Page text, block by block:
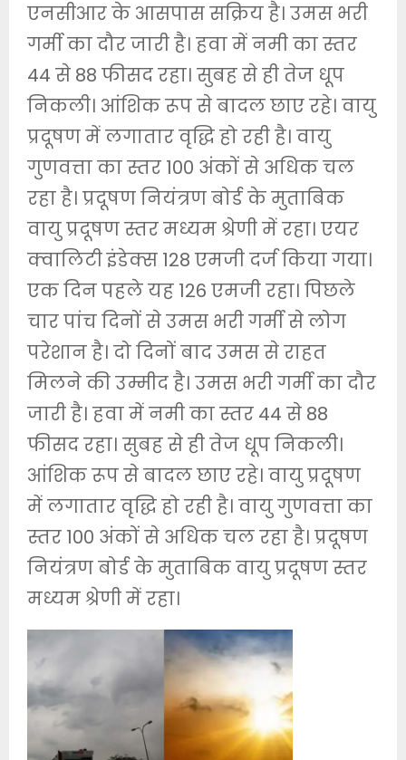
एनसीआर के आसपास सक्रिय है। उमस भरी
गर्मी का दौर जारी है। हवा में नमी का स्तर
44 से 88 फीसद रहा। सुबह से ही तेज धूप
निकली। आंशिक रूप से बादल छाए रहे। वायु
प्रदूषण में लगातार वृद्धि हो रही है। वायु
गुणवत्ता का स्तर 100 अंकों से अधिक चल
रहा है। प्रदूषण नियंत्रण बोर्ड के मुताबिक
वायु प्रदूषण स्तर मध्यम श्रेणी में रहा। एयर
क्वालिटी इंडेक्स 128 एमजी दर्ज किया गया।
एक दिन पहले यह 126 एमजी रहा। पिछले
चार पांच दिनों से उमस भरी गर्मी से लोग
परेशान है। दो दिनों बाद उमस से राहत
मिलने की उम्मीद है। उमस भरी गर्मी का दौर
जारी है। हवा में नमी का स्तर 44 से 88
फीसद रहा। सुबह से ही तेज धूप निकली।
आंशिक रूप से बादल छाए रहे। वायु प्रदूषण
में लगातार वृद्धि हो रही है। वायु गुणवत्ता का
स्तर 100 अंकों से अधिक चल रहा है। प्रदूषण
नियंत्रण बोर्ड के मुताबिक वायु प्रदूषण स्तर
मध्यम श्रेणी में रहा।